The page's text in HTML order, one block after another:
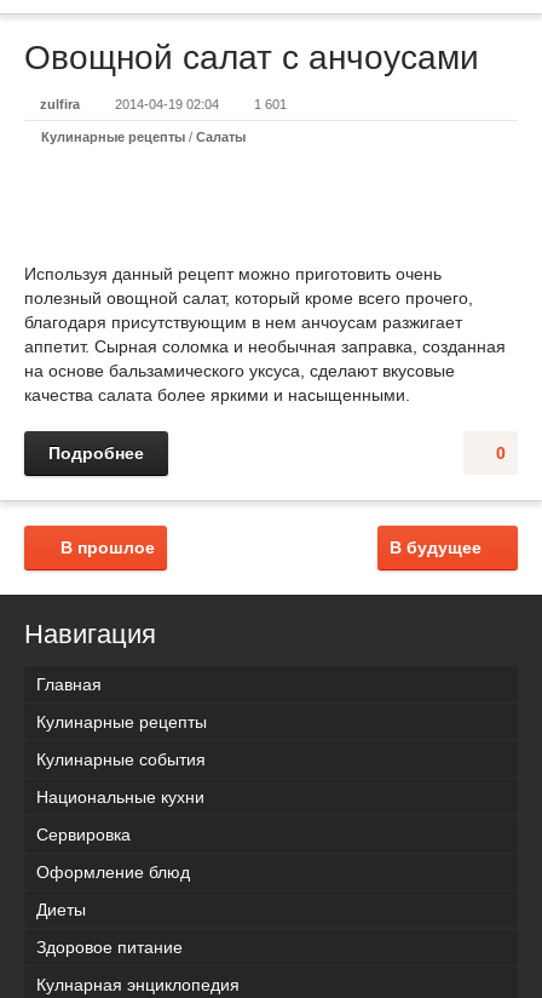
Овощной салат с анчоусами
zulfira 2014-04-19 02:04 1 601
Кулинарные рецепты / Салаты
Используя данный рецепт можно приготовить очень
полезный овощной салат, который кроме всего прочего,
благодаря присутствующим в нем анчоусам разжигает
аппетит. Сырная соломка и необычная заправка, созданная
на основе бальзамического уксуса, сделают вкусовые
качества салата более яркими и насыщенными.
0
Подробнее
В будущее
В прошлое
Навигация
Главная
Кулинарные рецепты
Кулинарные события
Национальные кухни
Сервировка
Оформление блюд
Диеты
Здоровое питание
Кулнарная энциклопедия